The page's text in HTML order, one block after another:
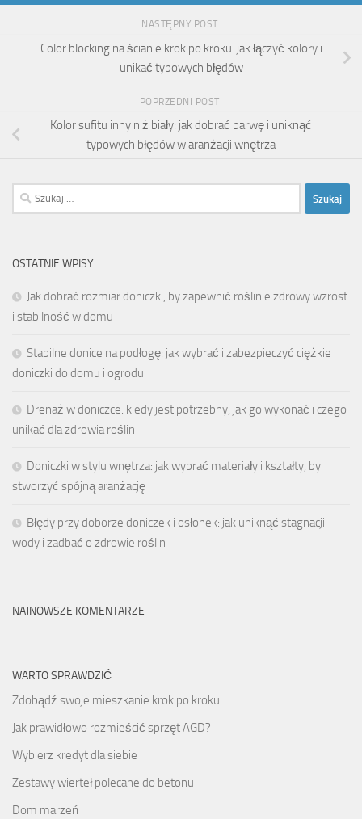
NASTĘPNY POST
Color blocking na ścianie krok po kroku: jak łączyć kolory i
unikać typowych błędów
POPRZEDNI POST
Kolor sufitu inny niż biały: jak dobrać barwę i uniknąć
typowych błędów w aranżacji wnętrza
Szukaj:
OSTATNIE WPISY
Jak dobrać rozmiar doniczki, by zapewnić roślinie zdrowy wzrost
i stabilność w domu
Stabilne donice na podłogę: jak wybrać i zabezpieczyć ciężkie
doniczki do domu i ogrodu
Drenaż w doniczce: kiedy jest potrzebny, jak go wykonać i czego
unikać dla zdrowia roślin
Doniczki w stylu wnętrza: jak wybrać materiały i kształty, by
stworzyć spójną aranżację
Błędy przy doborze doniczek i osłonek: jak uniknąć stagnacji
wody i zadbać o zdrowie roślin
NAJNOWSZE KOMENTARZE
WARTO SPRAWDZIĆ
Zdobądź swoje mieszkanie krok po kroku
Jak prawidłowo rozmieścić sprzęt AGD?
Wybierz kredyt dla siebie
Zestawy wierteł polecane do betonu
Dom marzeń